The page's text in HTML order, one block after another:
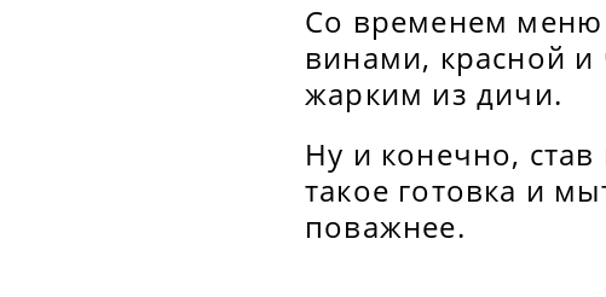
Со временем меню
винами, красной
жарким из дичи.
Ну и конечно,
такое готовка и
поважнее.